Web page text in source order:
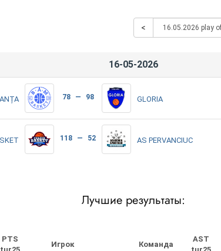
<
16-05-2026
78 — 98 GLORIA
118 — 52 AS PERVANCIUC
Лучшие результаты:
PTS
Игрок Команда
AST